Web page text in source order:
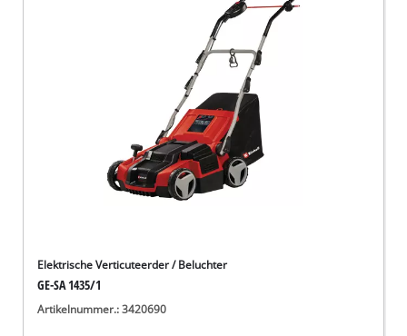
Elektrische Verticuteerder / Beluchter
GE-SA 1435/1
Artikelnummer.: 3420690